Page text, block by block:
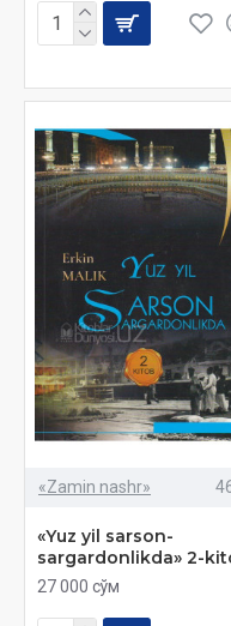
«Zamin nashr»
«Yuz yil sarson-
sargardonlikda» 2-
27 000 сўм